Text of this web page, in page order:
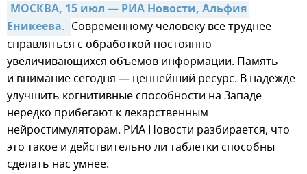
МОСКВА, 15 июл — РИА Новости, Альфия
Еникеева. Современному человеку все труднее
справляться с обработкой постоянно
увеличивающихся объемов информации. Память
и внимание сегодня — ценнейший ресурс. В надежде
улучшить когнитивные способности на Западе
нередко прибегают к лекарственным
нейростимуляторам. РИА Новости разбирается, что
это такое и действительно ли таблетки способны
сделать нас умнее.